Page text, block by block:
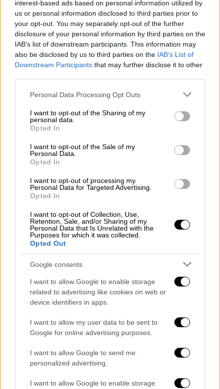
interest-based ads based on personal information utilized by
us or personal information disclosed to third parties prior to
your opt-out. You may separately opt-out of the further
disclosure of your personal information by third parties on the
IAB’s list of downstream participants. This information may
also be disclosed by us to third parties on the IAB’s List of
Downstream Participants that may further disclose it to other
Please note that this website/app uses one or more Google
not limited to your visit or usage behaviour. You may click to
grant or deny consent to Google and its third-party tags to
use your data for below specified purposes in below Google
consent section.
Personal Data Processing Opt Outs
I want to opt-out of the Sharing of my
personal data.
Opted In
I want to opt-out of the Sale of my
Personal Data.
Opted In
I want to opt-out of processing my
Personal Data for Targeted Advertising.
Opted In
I want to opt-out of Collection, Use,
Retention, Sale, and/or Sharing of my
Personal Data that Is Unrelated with the
Purposes for which it was collected.
Opted Out
Google consents
I want to allow Google to enable storage
related to advertising like cookies on web or
device identifiers in apps.
I want to allow my user data to be sent to
Google for online advertising purposes.
I want to allow Google to send me
personalized advertising.
I want to allow Google to enable storage
Η υπόθεση και οι συντελεστές
Η ιστορία επιστρέφει στην εξωπλανητική
Πανδώρα, με τον Τζέικ Σάλι (Σαμ
Γουόρθινγκτον) και τη Νεϊτίρι (Ζόε
να συνεχίζουν τον αγώνα
πολέμου, εσωτερικών συγκρούσεων και μιας
νέας απειλής που διαταράσσει την
εύθραυστη ισορροπία του κόσμου των Νάβι.
Στην τρίτη ταινία της σειράς επιστρέφουν
επίσης οι:Κλιφ Κέρτις, Μπρίτεν Ντάλτον,
Τρίνιτι Μπλις, Τζακ Τσάμπιον, Μπέιλι Μπας
και η Κέιτ Γουίνσλετ.
Το σενάριο υπογράφει ο ίδιος ο Κάμερον, σε
συνεργασία με τους Ρικ Τζάφα και Αμάντα
Σίλβερ,με τη σκηνοθεσία να φέρει τη
γνώριμη υπογραφή του δημιουργού που
άλλαξε το τοπίο του σινεμά με την πρώτη
ταινία του 2009.